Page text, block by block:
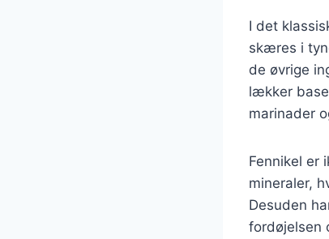
I det
skæres i
de øvrige
lækker
marinader
Fennikel er
mineraler,
Desuden
fordøjelsen